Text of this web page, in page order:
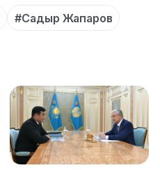
#Садыр Жапаров